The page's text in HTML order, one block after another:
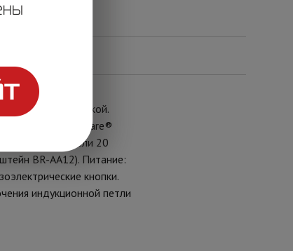
экран с подсветкой.
EM-Marine, Mifare®
в памяти панели 20
BR-AA12). Питание:
кнопки.
индукционной петли